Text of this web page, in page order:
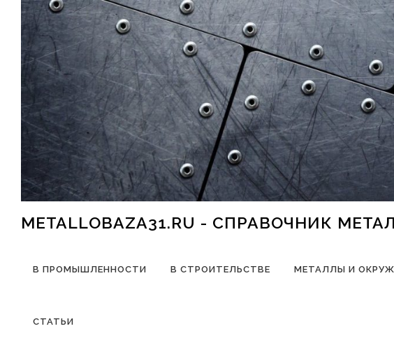
Перейти к содержимому
METALLOBAZA31.RU - СПРАВОЧНИК
В ПРОМЫШЛЕННОСТИ В СТРОИТЕЛЬСТВЕ МЕТАЛЛЫ И
СТАТЬИ